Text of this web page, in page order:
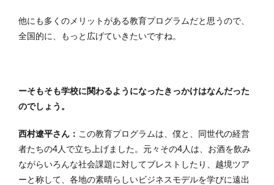
他にも多くのメリットがある教育プログラムだと思うので、
全国的に、もっと広げていきたいですね。
ーそもそも学校に関わるようになったきっかけはなんだった
のでしょう。
西村遼平さん： この教育プログラムは、僕と、同世代の経営
者たちの4人で立ち上げました。元々その4人は、お酒を飲み
ながらいろんな社会課題に対してブレストしたり、越境ツア
ーと称して、各地の素晴らしいビジネスモデルを学びに遠出